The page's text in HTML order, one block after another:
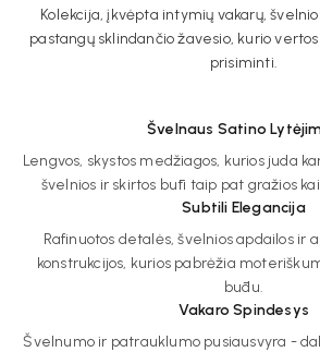
Kolekcija, įkvėpta intymių vakarų,
pastangų sklindančio žavesio, kurio
prisiminti.
Švelnaus Satino
Lengvos, skystos medžiagos, kurios juda
švelnios ir skirtos būti taip pat gražios
Subtili Elegancija
Rafinuotos detalės, švelnios apdailos ir
konstrukcijos, kurios pabrėžia
būdu.
Vakaro Spindesys
Švelnumo ir patrauklumo pusiausvyra -